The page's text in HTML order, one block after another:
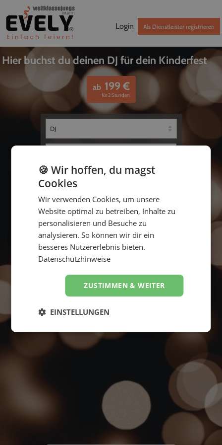
Login Als Dienstleister registrieren
Hier buchst du deinen DJ für dein Kinderfest
ab 199€
für 2 Stunden
bis
Suche starten
4,8
5
🍪 Wir hoffen, du magst
Cookies
Wir verwenden Cookies, um unsere
Website optimal zu betreiben, Inhalte zu
personalisieren und Besuche zu
analysieren. So können wir dir ein
besseres Nutzererlebnis bieten.
Datenschutzhinweise
ZUSTIMMEN & WEITER
EINSTELLUNGEN